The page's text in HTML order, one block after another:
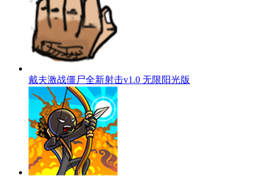
戴夫激战僵尸全新射击v1.0 无限阳光版